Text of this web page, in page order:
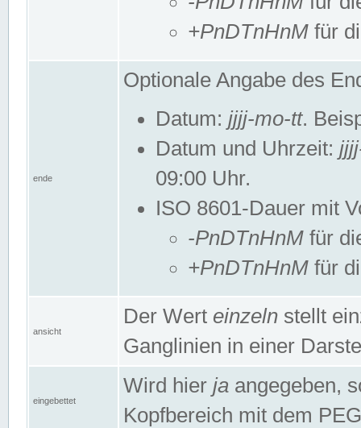
+PnDTnHnM für
ende
Optionale Angabe des
Datum: jjjj-mo-tt.
Datum und Uhrzeit:
09:00 Uhr.
ISO 8601-Dauer mit
-PnDTnHnM für
+PnDTnHnM für
ansicht
Der Wert einzeln stellt
Ganglinien in einer
eingebettet
Wird hier ja angegeben,
Kopfbereich mit dem